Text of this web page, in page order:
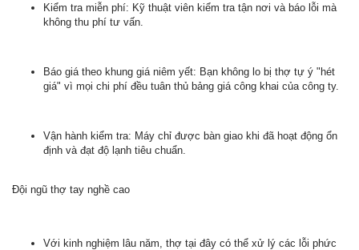
Kiểm tra miễn phí: Kỹ thuật viên kiểm tra tận nơi và báo lỗi mà
không thu phí tư vấn.
Báo giá theo khung giá niêm yết: Bạn không lo bị thợ tự ý "hét
giá" vì mọi chi phí đều tuân thủ bảng giá công khai của công ty.
Vận hành kiểm tra: Máy chỉ được bàn giao khi đã hoạt động ổn
định và đạt độ lạnh tiêu chuẩn.
Đội ngũ thợ tay nghề cao
Với kinh nghiệm lâu năm, thợ tại đây có thể xử lý các lỗi phức